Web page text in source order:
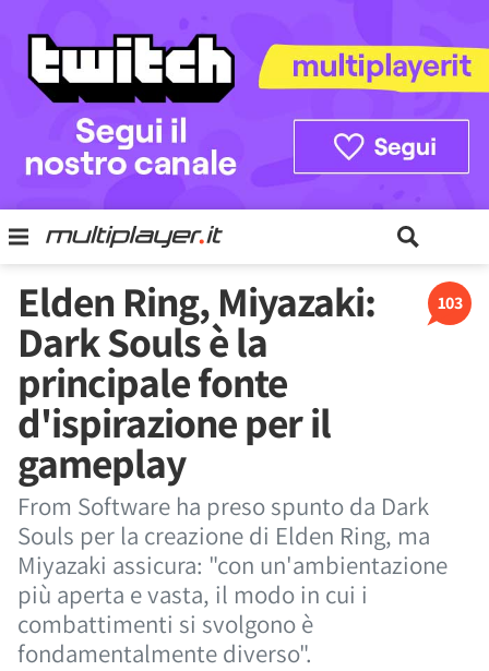
103
Elden Ring, Miyazaki:
Dark Souls è la
principale fonte
d'ispirazione per il
gameplay
From Software ha preso spunto da Dark
Souls per la creazione di Elden Ring, ma
Miyazaki assicura: "con un'ambientazione
più aperta e vasta, il modo in cui i
combattimenti si svolgono è
fondamentalmente diverso".